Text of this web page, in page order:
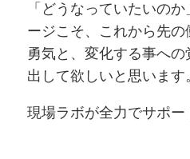
「どうなっていたいの
ージこそ、これから先
勇気と、変化する事へ
出して欲しいと思います
現場ラボが全力でサポー